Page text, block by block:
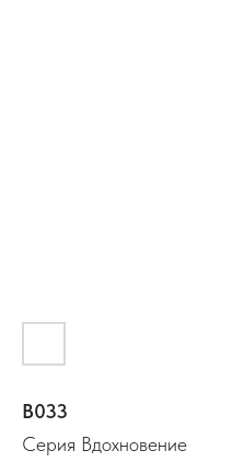
В033
Серия Вдохновение